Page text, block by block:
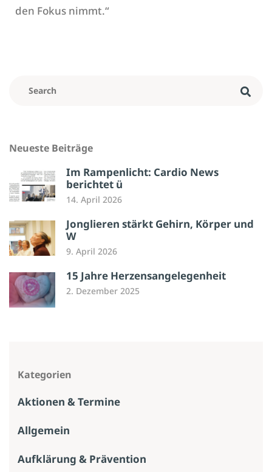
den Fokus nimmt.“
Neueste Beiträge
Im Rampenlicht: Cardio News
berichtet ü
14. April 2026
Jonglieren stärkt Gehirn, Körper und
W
9. April 2026
15 Jahre Herzensangelegenheit
2. Dezember 2025
Kategorien
Aktionen & Termine
Allgemein
Aufklärung & Prävention